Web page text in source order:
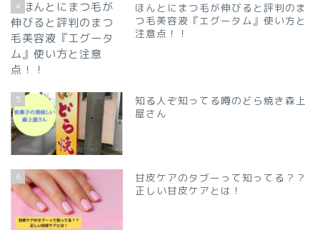
4
ほんとにまつ毛が伸びると評判のま
つ毛美容液『エグータム』使い方と
注意点！！
5
知る人ぞ知ってる噂のどら焼き森上
屋さん
6
甘皮ケアのタブーって知ってる？？
正しい甘皮ケアとは！